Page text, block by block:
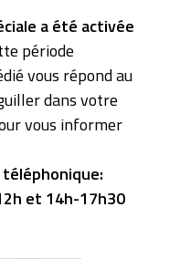
a été activée
période
vous répond au
dans votre
vous informer
et 14h-17h30